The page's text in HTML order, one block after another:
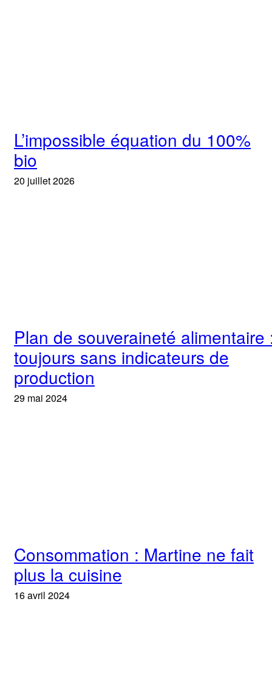
L’impossible équation du 100%
bio
20 juillet 2026
Plan de souveraineté alimentaire
toujours sans indicateurs de
production
29 mai 2024
Consommation : Martine ne fait
plus la cuisine
16 avril 2024